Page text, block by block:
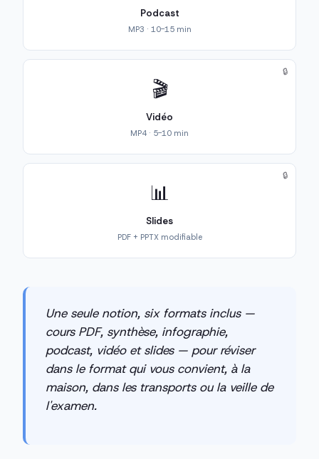
Podcast
MP3 · 10-15 min
🎬
Vidéo
MP4 · 5-10 min
🔒
📊
Slides
PDF + PPTX modifiable
🔒
Une seule notion, six formats inclus —
cours PDF, synthèse, infographie,
podcast, vidéo et slides — pour réviser
dans le format qui vous convient, à la
maison, dans les transports ou la veille de
l'examen.